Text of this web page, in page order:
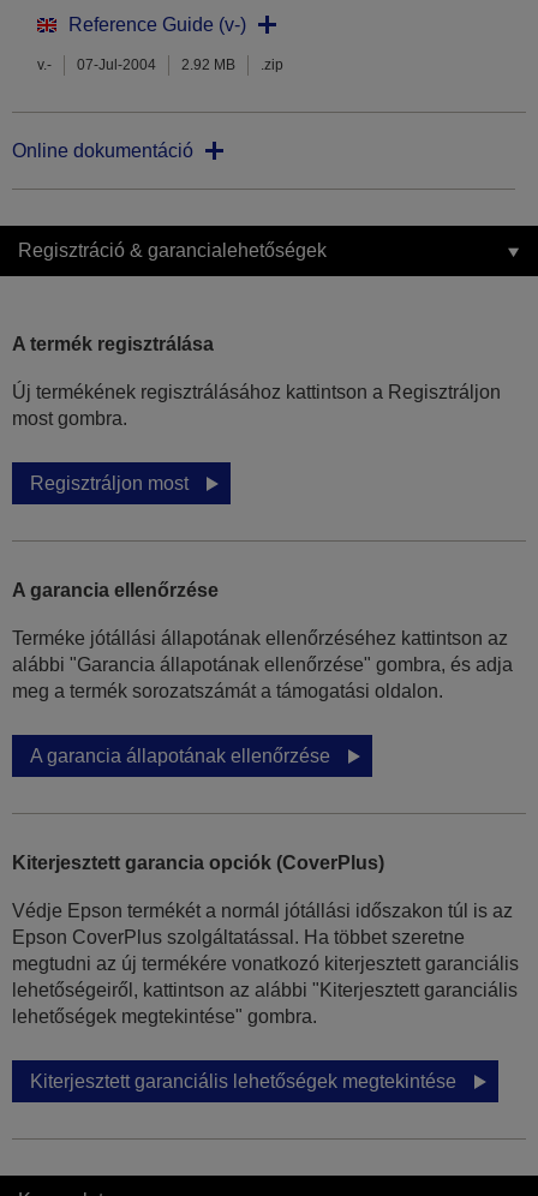
Reference Guide (v-)
v.- 07-Jul-2004 2.92 MB .zip
Online dokumentáció
Regisztráció & garancialehetőségek
A termék regisztrálása
Új termékének regisztrálásához kattintson a Regisztráljon
most gombra.
Regisztráljon most
A garancia ellenőrzése
Terméke jótállási állapotának ellenőrzéséhez kattintson az
alábbi "Garancia állapotának ellenőrzése" gombra, és adja
meg a termék sorozatszámát a támogatási oldalon.
A garancia állapotának ellenőrzése
Kiterjesztett garancia opciók (CoverPlus)
Védje Epson termékét a normál jótállási időszakon túl is az
Epson CoverPlus szolgáltatással. Ha többet szeretne
megtudni az új termékére vonatkozó kiterjesztett garanciális
lehetőségeiről, kattintson az alábbi "Kiterjesztett garanciális
lehetőségek megtekintése" gombra.
Kiterjesztett garanciális lehetőségek megtekintése